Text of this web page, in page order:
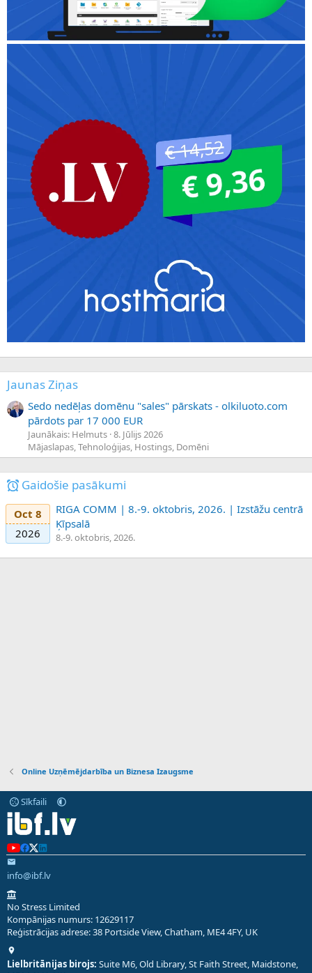
Jaunas Ziņas
Sedo nedēļas domēnu "sales" pārskats - olkiluoto.com
pārdots par 17 000 EUR
Jaunākais: Helmuts 8. Jūlijs 2026
Mājaslapas, Tehnoloģijas, Hostings, Domēni
Gaidošie pasākumi
Oct 8
2026
RIGA COMM | 8.-9. oktobris, 2026. | Izstāžu centrā
Ķīpsalā
8.-9. oktobris, 2026.
Online Uzņēmējdarbība un Biznesa Izaugsme
Sīkfaili
info@ibf.lv
No Stress Limited
Kompānijas numurs: 12629117
Reģistrācijas adrese: 38 Portside View, Chatham, ME4 4FY, UK
Lielbritānijas birojs: Suite M6, Old Library, St Faith Street, Maidstone,